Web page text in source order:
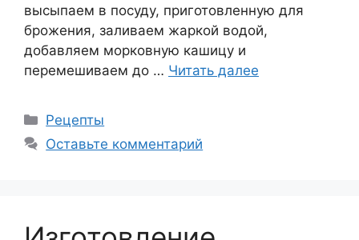
высыпаем в посуду, приготовленную для
брожения, заливаем жаркой водой,
добавляем морковную кашицу и
перемешиваем до … Читать далее
Рубрики
Рецепты
Оставьте комментарий